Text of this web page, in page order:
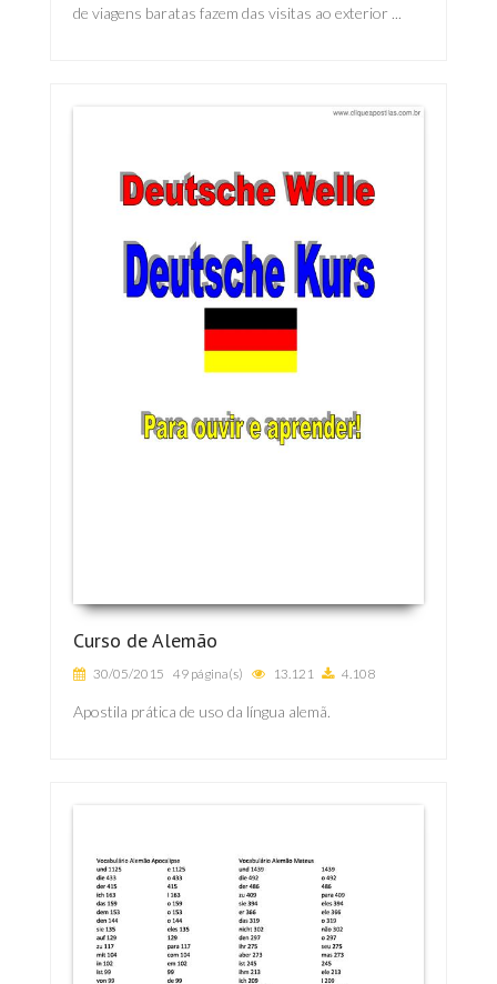
de viagens baratas fazem das visitas ao exterior ...
Curso de Alemão
30/05/2015 49 página(s) 13.121 4.108
Apostila prática de uso da língua alemã.